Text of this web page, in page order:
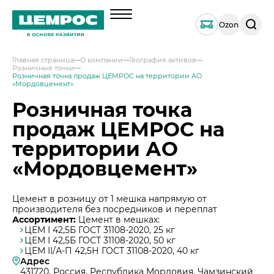
Ozon
Поиск
по
Главная страница О компании
География активов
Розничные точки
Розничная точка продаж ЦЕМРОС на территории АО
«Мордовцемент»
Розничная точка
продаж ЦЕМРОС на
территории АО
«Мордовцемент»
Цемент в розницу от 1 мешка напрямую от
производителя без посредников и переплат
Ассортимент: Цемент в мешках:
ЦЕМ I 42,5Б ГОСТ 31108-2020, 25 кг
ЦЕМ I 42,5Б ГОСТ 31108-2020, 50 кг
ЦЕМ II/А-П 42,5Н ГОСТ 31108-2020, 40 кг
Адрес
431720, Россия, Республика Мордовия, Чамзинский
О компании
Документы
География активов
Наши компетенции и возможности
Решения по сегментам строительства
Продукция
Навальный цемент
Тарированный цемент
Портландцемент ЦЕМРОС 500 ЭКСТРА
Портландцемент ЦЕМРОС 400 ПЛЮС
Услуги
Техническая поддержка
Сервисная поддержка
Проектная поддержка
Инвесторам
Выпуск 1
Устойчивое развитие